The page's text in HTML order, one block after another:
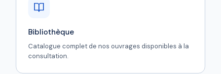
Bibliothèque
Catalogue complet de nos ouvrages disponibles à la
consultation.